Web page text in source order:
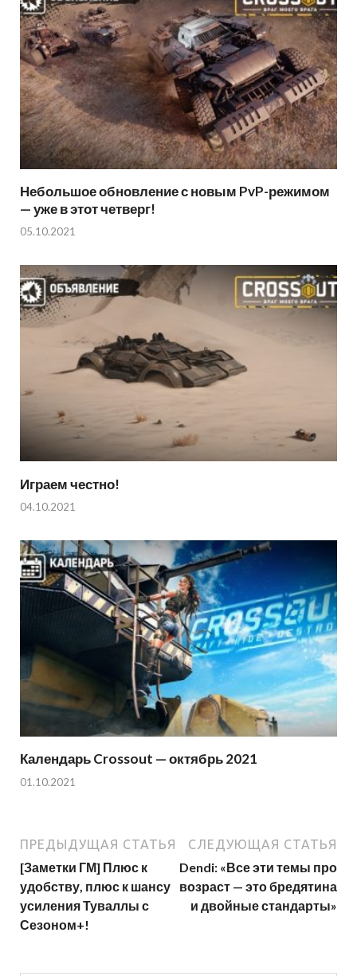
Небольшое обновление с новым PvP-режимом
— уже в этот четверг!
05.10.2021
Играем честно!
04.10.2021
Календарь Crossout — октябрь 2021
01.10.2021
ПРЕДЫДУЩАЯ СТАТЬЯ
[Заметки ГМ] Плюс к
удобству, плюс к шансу
усиления Туваллы с
Сезоном+!
СЛЕДУЮЩАЯ СТАТЬЯ
Dendi: «Все эти темы про
возраст — это бредятина
и двойные стандарты»